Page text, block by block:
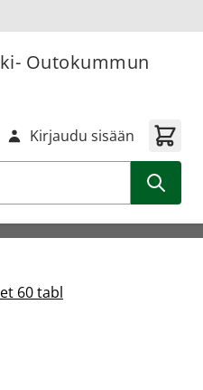
Outokummun
Kirjaudu sisään
60 tabl